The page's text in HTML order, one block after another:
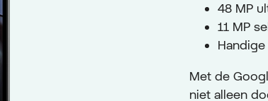
48 MP
11 MP
Met de
niet alleen